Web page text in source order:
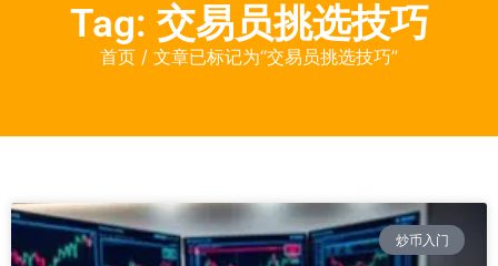
Tag: 交易员挑选技巧
首页 / 文章已标记为“交易员挑选技巧”
炒币入门